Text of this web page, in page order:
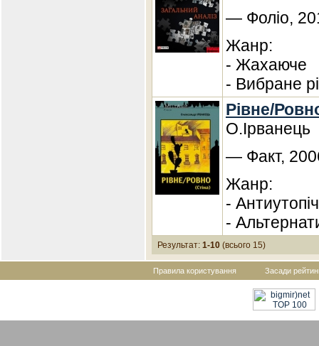
— Фоліо,
Жанр:
- Жахаюче
- Вибране
Рівне/
О.Ірванець
— Факт,
Жанр:
-
-
Результат: 1-10 (всього 15)
Правила користування Засади